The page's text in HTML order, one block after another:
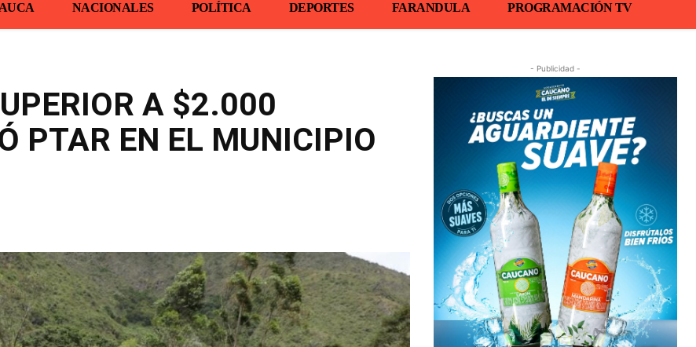
NACIONALES POLÍTICA DEPORTES FARANDULA PROGRAMACIÓN TV
A $2.000
PTAR EN EL MUNICIPIO
- Publicidad -